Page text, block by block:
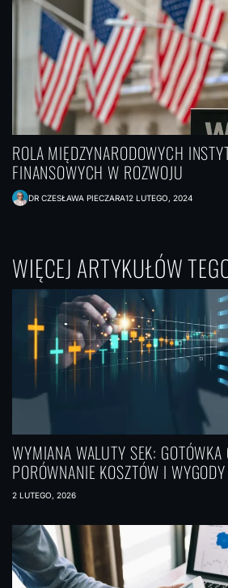
ROLA MIĘDZYNARODOWYCH
FINANSOWYCH W ROZWOJU
DR CZESŁAWA PIECZARA12 LUTEGO, 2024
WIĘCEJ ARTYKUŁÓW
WYMIANA WALUTY SEK:
PORÓWNANIE KOSZTÓW I WYGODY
2 LUTEGO, 2026